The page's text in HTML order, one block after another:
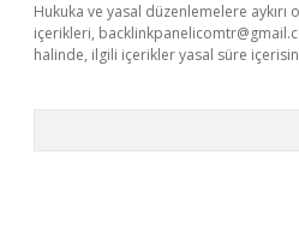
Hukuka ve yasal düzenlemelere
içerikleri,
halinde, ilgili içerikler yasal süre